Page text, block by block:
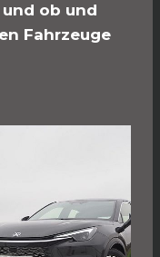
ob und
Fahrzeuge